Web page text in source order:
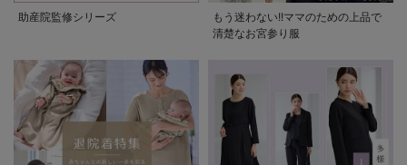
助産院監修シリーズ
もう迷わない!!ママのための上品で
清楚なお宮参り服